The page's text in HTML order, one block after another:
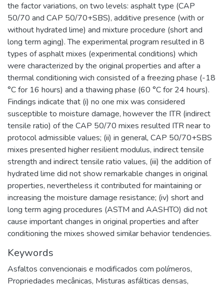
the factor variations, on two levels: asphalt type (CAP
50/70 and CAP 50/70+SBS), additive presence (with or
without hydrated lime) and mixture procedure (short and
long term aging). The experimental program resulted in 8
types of asphalt mixes (experimental conditions) which
were characterized by the original properties and after a
thermal conditioning wich consisted of a freezing phase (-18
°C for 16 hours) and a thawing phase (60 °C for 24 hours).
Findings indicate that (i) no one mix was considered
susceptible to moisture damage, however the ITR (indirect
tensile ratio) of the CAP 50/70 mixes resulted ITR near to
protocol admissible values; (ii) in general, CAP 50/70+SBS
mixes presented higher resilient modulus, indirect tensile
strength and indirect tensile ratio values, (iii) the addition of
hydrated lime did not show remarkable changes in original
properties, nevertheless it contributed for maintaining or
increasing the moisture damage resistance; (iv) short and
long term aging procedures (ASTM and AASHTO) did not
cause important changes in original properties and after
conditioning the mixes showed similar behavior tendencies.
Keywords
Asfaltos convencionais e modificados com polímeros,
Propriedades mecânicas, Misturas asfálticas densas,